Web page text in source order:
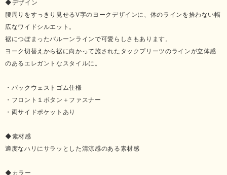
◆デザイン
腰周りをすっきり見せるV字のヨークデザインに、体のラインを拾わない幅
広なワイドシルエット。
裾につぼまったバルーンラインで可愛らしさもあります。
ヨーク切替えから裾に向かって施されたタックプリーツのラインが立体感
のあるエレガントなスタイルに。
・バックウェストゴム仕様
・フロント１ボタン＋ファスナー
・両サイドポケットあり
◆素材感
適度なハリにサラッとした清涼感のある素材感
◆カラー